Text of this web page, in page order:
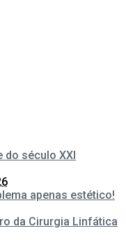
do século XXI
apenas estético!
da Cirurgia Linfática